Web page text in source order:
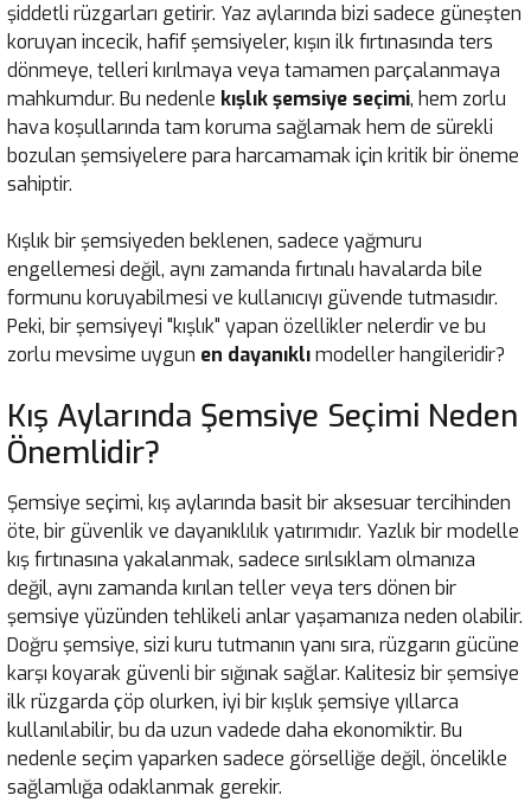
şiddetli rüzgarları getirir. Yaz aylarında bizi sadece güneşten
koruyan incecik, hafif şemsiyeler, kışın ilk fırtınasında ters
dönmeye, telleri kırılmaya veya tamamen parçalanmaya
mahkumdur. Bu nedenle kışlık şemsiye seçimi, hem zorlu
hava koşullarında tam koruma sağlamak hem de sürekli
bozulan şemsiyelere para harcamamak için kritik bir öneme
sahiptir.
Kışlık bir şemsiyeden beklenen, sadece yağmuru
engellemesi değil, aynı zamanda fırtınalı havalarda bile
formunu koruyabilmesi ve kullanıcıyı güvende tutmasıdır.
Peki, bir şemsiyeyi "kışlık" yapan özellikler nelerdir ve bu
zorlu mevsime uygun en dayanıklımodeller hangileridir?
Kış Aylarında Şemsiye Seçimi Neden
Önemlidir?
Şemsiye seçimi, kış aylarında basit bir aksesuar tercihinden
öte, bir güvenlik ve dayanıklılık yatırımıdır. Yazlık bir modelle
kış fırtınasına yakalanmak, sadece sırılsıklam olmanıza
değil, aynı zamanda kırılan teller veya ters dönen bir
şemsiye yüzünden tehlikeli anlar yaşamanıza neden olabilir.
Doğru şemsiye, sizi kuru tutmanın yanı sıra, rüzgarın gücüne
karşı koyarak güvenli bir sığınak sağlar. Kalitesiz bir şemsiye
ilk rüzgarda çöp olurken, iyi bir kışlık şemsiye yıllarca
kullanılabilir, bu da uzun vadede daha ekonomiktir. Bu
nedenle seçim yaparken sadece görselliğe değil, öncelikle
sağlamlığa odaklanmak gerekir.